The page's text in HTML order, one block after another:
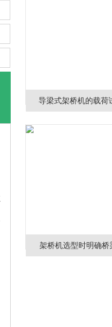
导梁式架桥机的载荷
架桥机选型时明确桥